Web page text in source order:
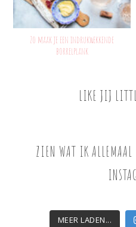
Zo maak je een indrukwekkende
borrelplank
LIKE JIJ
ZIEN WAT IK ALLEMAAL
MEER LADEN...